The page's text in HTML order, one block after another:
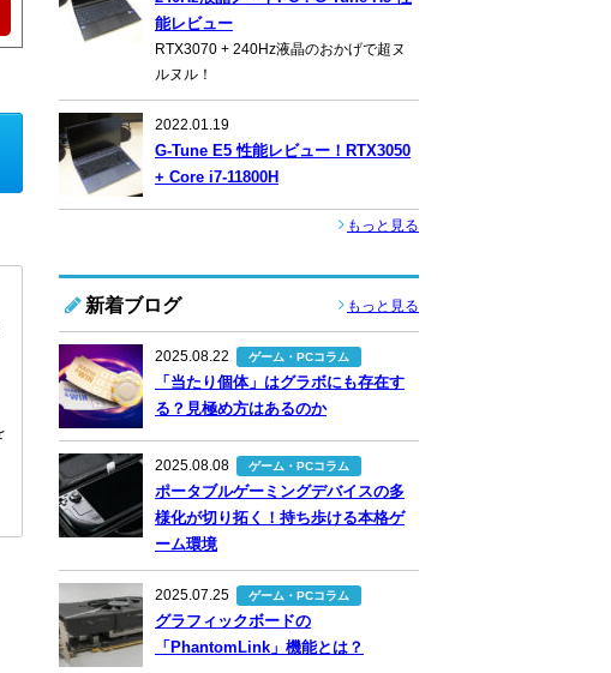
能レビュー
RTX3070 + 240Hz液晶のおかげで超ヌ
ルヌル！
2022.01.19
G-Tune E5 性能レビュー！RTX3050
+ Core i7-11800H
もっと見る
新着ブログ もっと見る
2025.08.22 ゲーム・PCコラム
「当たり個体」はグラボにも存在す
る？見極め方はあるのか
2025.08.08 ゲーム・PCコラム
ポータブルゲーミングデバイスの多
様化が切り拓く！持ち歩ける本格ゲ
ーム環境
2025.07.25 ゲーム・PCコラム
グラフィックボードの
「PhantomLink」機能とは？